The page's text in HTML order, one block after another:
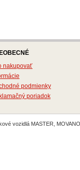
nakupovať
podmienky
poriadok
vozidlá MASTER,